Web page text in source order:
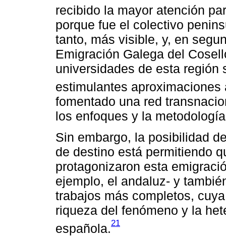
recibido la mayor atención
porque fue el colectivo
tanto, más visible, y, en
Emigración Galega del
universidades de esta región
estimulantes aproximaciones
fomentado una red
los enfoques y la
Sin embargo, la posibilidad
de destino está permitiendo
protagonizaron esta
ejemplo, el andaluz- y
trabajos más completos,
riqueza del fenómeno y la
española.21